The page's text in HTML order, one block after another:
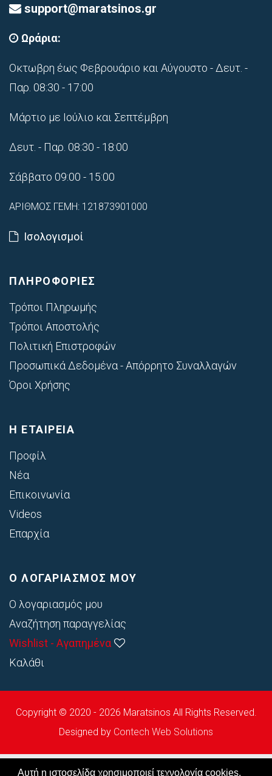
Αυτή η ιστοσελίδα χρησιμοποιεί τεχνολογία cookies.
support@maratsinos.gr
Ωράρια:
Οκτωβρη έως Φεβρουάριο και Αύγουστο - Δευτ. -
Παρ. 08:30 - 17:00
Μάρτιο με Ιούλιο και Σεπτέμβρη
Δευτ. - Παρ. 08:30 - 18:00
Σάββατο 09:00 - 15:00
ΑΡΙΘΜΟΣ ΓΕΜΗ: 121873901000
Ισολογισμοί
ΠΛΗΡΟΦΟΡΙΕΣ
Τρόποι Πληρωμής
Τρόποι Αποστολής
Πολιτική Επιστροφών
Προσωπικά Δεδομένα - Απόρρητο Συναλλαγών
Όροι Χρήσης
Η ΕΤΑΙΡΕΙΑ
Προφίλ
Νέα
Επικοινωνία
Videos
Επαρχία
Ο ΛΟΓΑΡΙΑΣΜΟΣ ΜΟΥ
Ο λογαριασμός μου
Αναζήτηση παραγγελίας
Wishlist - Αγαπημένα
Καλάθι
Copyright © 2020 - 2026 Maratsinos All Rights Reserved.
Designed by Contech Web Solutions